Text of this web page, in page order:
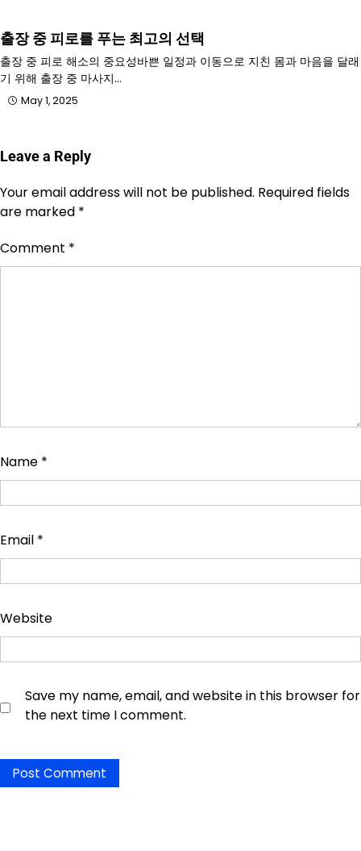
출장 중 피로를 푸는 최고의 선택
출장 중 피로 해소의 중요성바쁜 일정과 이동으로 지친 몸과 마음을 달래
기 위해 출장 중 마사지…
May 1, 2025
Leave a Reply
Your email address will not be published. Required fields
are marked *
Comment *
Name *
Email *
Website
Save my name, email, and website in this browser for
the next time I comment.